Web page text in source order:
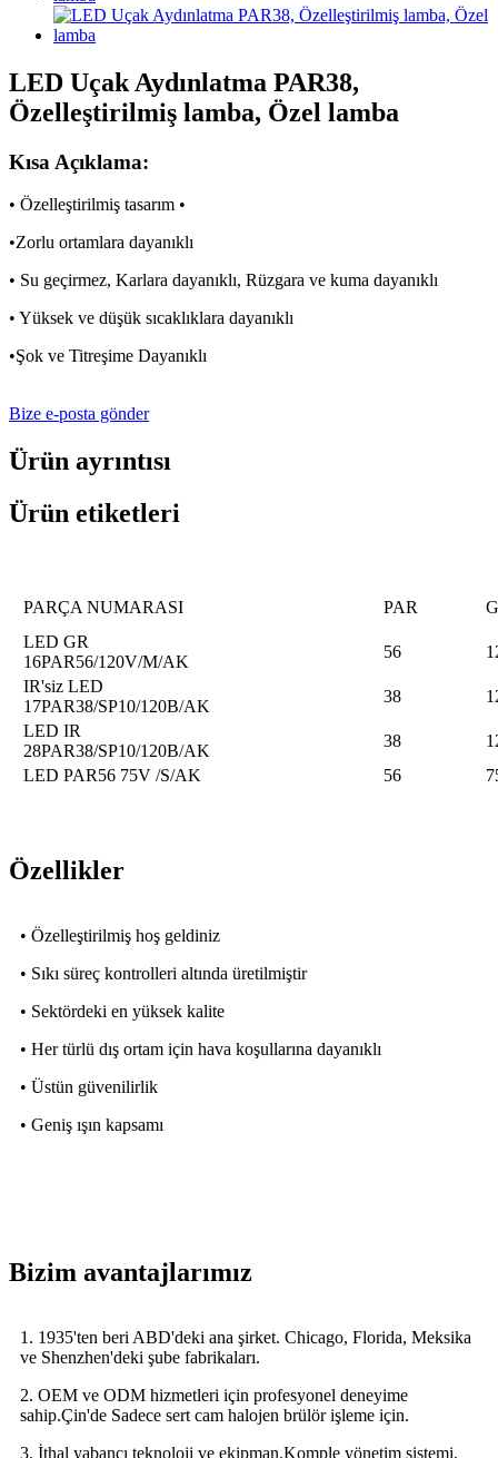
LED Uçak Aydınlatma PAR38,
Özelleştirilmiş lamba, Özel lamba
Kısa Açıklama:
• Özelleştirilmiş tasarım •
•Zorlu ortamlara dayanıklı
• Su geçirmez, Karlara dayanıklı, Rüzgara ve kuma dayanıklı
• Yüksek ve düşük sıcaklıklara dayanıklı
•Şok ve Titreşime Dayanıklı
Bize e-posta gönder
Ürün ayrıntısı
Ürün etiketleri
PARÇA NUMARASI PAR
LED GR
16PAR56/120V/M/AK
56
IR'siz LED
17PAR38/SP10/120B/AK
38
LED IR
28PAR38/SP10/120B/AK
38
LED PAR56 75V /S/AK
56
Özellikler
• Özelleştirilmiş hoş geldiniz
• Sıkı süreç kontrolleri altında üretilmiştir
• Sektördeki en yüksek kalite
• Her türlü dış ortam için hava koşullarına dayanıklı
• Üstün güvenilirlik
• Geniş ışın kapsamı
Bizim avantajlarımız
1. 1935'ten beri ABD'deki ana şirket. Chicago, Florida, Meksika
ve Shenzhen'deki şube fabrikaları.
2. OEM ve ODM hizmetleri için profesyonel deneyime
sahip.Çin'de Sadece sert cam halojen brülör işleme için.
3. İthal yabancı teknoloji ve ekipman.Komple yönetim sistemi,